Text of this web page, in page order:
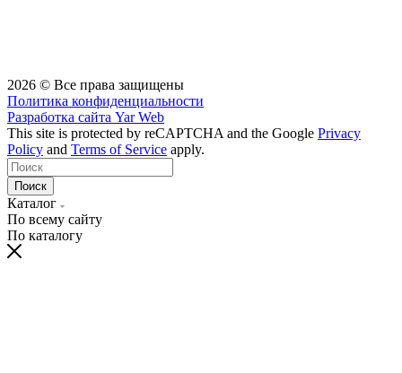
2026 © Все права защищены
Политика конфиденциальности
Разработка сайта Yar Web
This site is protected by reCAPTCHA and the Google Privacy
Policy and Terms of Service apply.
Поиск
Каталог
По всему сайту
По каталогу